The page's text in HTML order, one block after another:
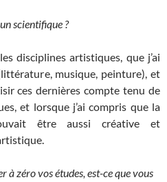
scientifique ?
disciplines artistiques, que j’ai
musique, peinture), et
ces dernières compte tenu de
et lorsque j’ai compris que la
être aussi créative et
à zéro vos études, est-ce que vous